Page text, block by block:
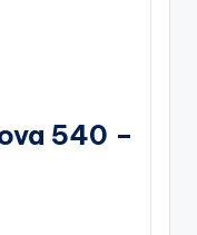
540 –